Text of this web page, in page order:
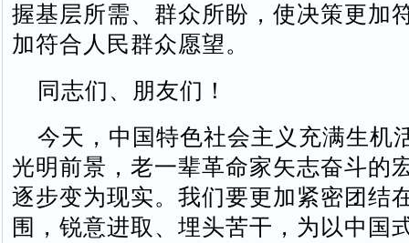
握基层所需、群众所盼，使决策更加
加符合人民群众愿望。
同志们、朋友们！
今天，中国特色社会主义充满生机
光明前景，老一辈革命家矢志奋斗的
逐步变为现实。我们要更加紧密团结
围，锐意进取、埋头苦干，为以中国